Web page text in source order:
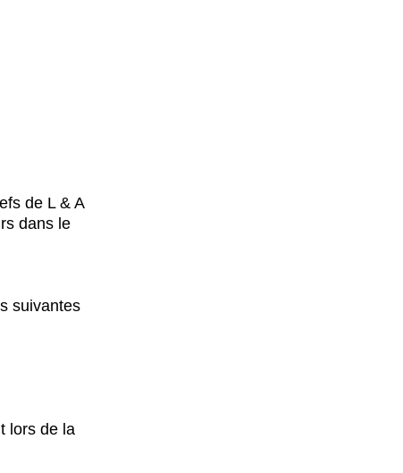
de L & A
dans le
suivantes
lors de la